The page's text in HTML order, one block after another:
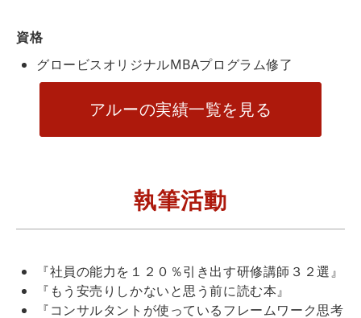
資格
グロービスオリジナルMBAプログラム修了
アルーの実績一覧を見る
執筆活動
『社員の能力を１２０％引き出す研修講師３２選』
『もう安売りしかないと思う前に読む本』
『コンサルタントが使っているフレームワーク思考